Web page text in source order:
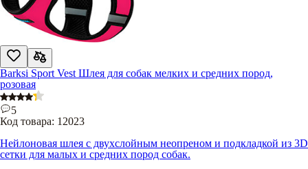
Barksi Sport Vest Шлея для собак мелких и средних пород,
розовая
5
Код товара: 12023
Нейлоновая шлея с двухслойным неопреном и подкладкой из 3D
сетки для малых и средних пород собак.